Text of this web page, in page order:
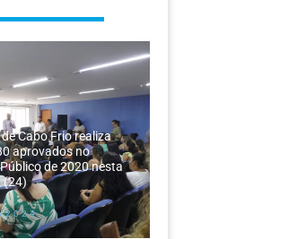
Cabo Frio realiza
aprovados no
de 2020 nesta
(24)
2024